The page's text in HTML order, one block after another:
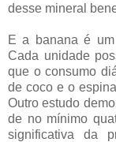
desse mineral
E a banana é
Cada unidade
que o consumo
de coco e o
Outro estudo
de no mínimo
significativa da